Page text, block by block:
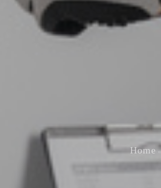
Home